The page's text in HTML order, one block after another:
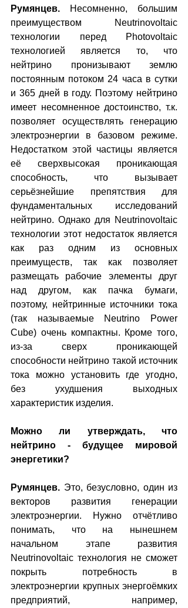
Румянцев.
Несомненно, большим
преимуществом Neutrinovoltaic
технологии перед Photovoltaic
технологией является то, что
нейтрино пронизывают землю
постоянным потоком 24 часа в сутки
и 365 дней в году. Поэтому нейтрино
имеет несомненное достоинство, т.к.
позволяет осуществлять генерацию
электроэнергии в базовом режиме.
Недостатком этой частицы является
её сверхвысокая проникающая
способность, что вызывает
серьёзнейшие препятствия для
фундаментальных исследований
нейтрино. Однако для Neutrinovoltaic
технологии этот недостаток является
как раз одним из основных
преимуществ, так как позволяет
размещать рабочие элементы друг
над другом, как пачка бумаги,
поэтому, нейтринные источники тока
(так называемые Neutrino Power
Cube) очень компактны. Кроме того,
из-за сверх проникающей
способности нейтрино такой источник
тока можно установить где угодно,
без ухудшения выходных
характеристик изделия.
Можно ли утверждать, что
нейтрино - будущее мировой
энергетики?
Румянцев. Это, безусловно, один из
векторов развития генерации
электроэнергии. Нужно отчётливо
понимать, что на нынешнем
начальном этапе развития
Neutrinovoltaic технология не сможет
покрыть потребность в
электроэнергии крупных энергоёмких
предприятий, например,